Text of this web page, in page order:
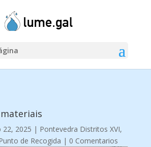
materiais
22, 2025 | Pontevedra Distritos XVI,
de Recogida | 0 Comentarios